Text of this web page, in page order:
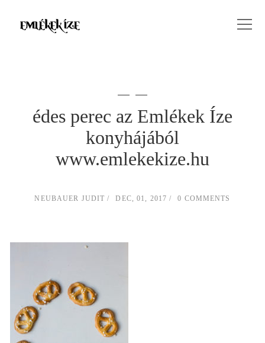
édes perec az Emlékek Íze
konyhájából
www.emlekekize.hu
NEUBAUER JUDIT DEC, 01, 2017 0 COMMENTS